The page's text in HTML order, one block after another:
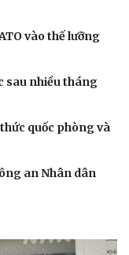
vào thế lưỡng
sau nhiều tháng
quốc phòng và
an Nhân dân